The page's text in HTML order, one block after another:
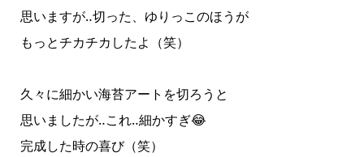
思いますが‥切った、ゆりっこのほうが
もっとチカチカしたよ（笑）
久々に細かい海苔アートを切ろうと
思いましたが‥これ‥細かすぎ😂
完成した時の喜び（笑）